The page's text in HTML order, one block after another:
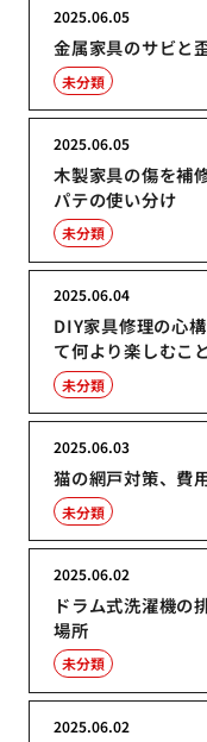
金属家具のサビと
2025.06.05
未分類
木製家具の傷を補
パテの使い分け
2025.06.05
未分類
DIY家具修理の心
て何より楽しむこ
2025.06.04
未分類
猫の網戸対策、費
2025.06.03
未分類
ドラム式洗濯機の
場所
2025.06.02
未分類
2025.06.02